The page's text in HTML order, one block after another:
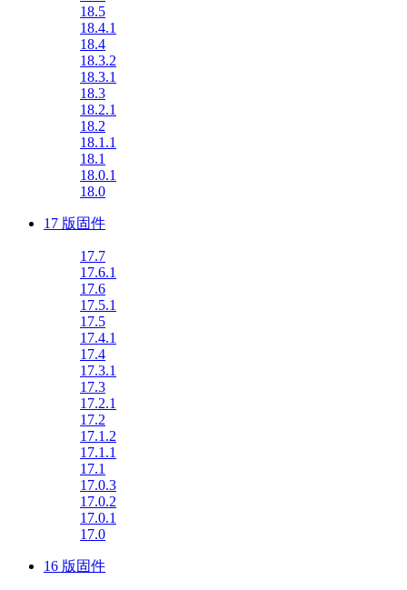
18.5
18.4.1
18.4
18.3.2
18.3.1
18.3
18.2.1
18.2
18.1.1
18.1
18.0.1
18.0
17 版固件
17.7
17.6.1
17.6
17.5.1
17.5
17.4.1
17.4
17.3.1
17.3
17.2.1
17.2
17.1.2
17.1.1
17.1
17.0.3
17.0.2
17.0.1
17.0
16 版固件